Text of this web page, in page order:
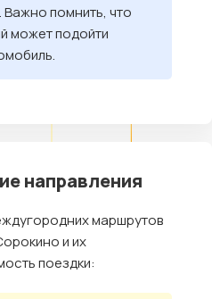
Важно помнить, что
может подойти
направления
маршрутов
и их
поездки: